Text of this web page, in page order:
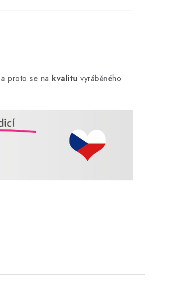
a proto se na kvalitu vyráběného